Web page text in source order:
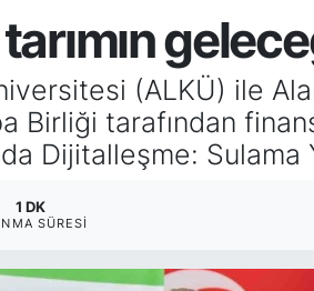
(ALKÜ) ile
Birliği tarafından
Dijitalleşme:
1 DK
SÜRESI